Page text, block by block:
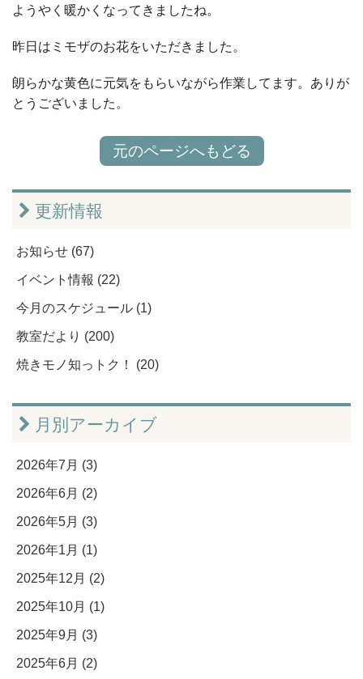
ようやく暖かくなってきましたね。
昨日はミモザのお花をいただきました。
朗らかな黄色に元気をもらいながら作業してます。ありが
とうございました。
元のページへもどる
更新情報
お知らせ (67)
イベント情報 (22)
今月のスケジュール (1)
教室だより (200)
焼きモノ知っトク！ (20)
月別アーカイブ
2026年7月 (3)
2026年6月 (2)
2026年5月 (3)
2026年1月 (1)
2025年12月 (2)
2025年10月 (1)
2025年9月 (3)
2025年6月 (2)